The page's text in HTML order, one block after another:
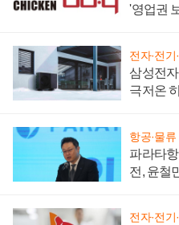
'영업권
전자·전기
삼성전
극저온
항공·물류
파라타
전, 윤철
전자·전기